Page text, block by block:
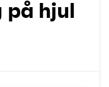
hjul